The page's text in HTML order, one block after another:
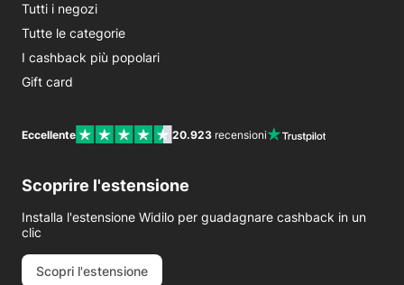
Tutti i negozi
Tutte le categorie
I cashback più popolari
Gift card
Eccellente 20.923 recensioni
Scoprire l'estensione
Installa l'estensione Widilo per guadagnare cashback in un
clic
Scopri l'estensione